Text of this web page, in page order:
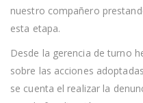
nuestro compañero
esta etapa.
Desde la gerencia de turno
sobre las acciones
se cuenta el realizar la